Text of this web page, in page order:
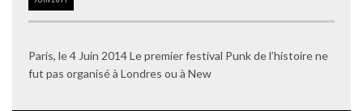
Paris, le 4 Juin 2014 Le premier festival Punk de l’histoire ne
fut pas organisé à Londres ou à New